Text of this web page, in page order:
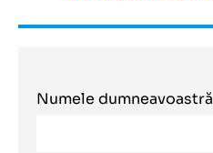
Numele dumneavoastră